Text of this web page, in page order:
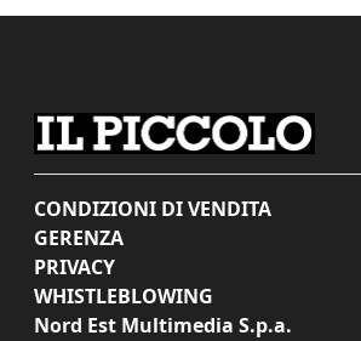
CONDIZIONI DI VENDITA
GERENZA
PRIVACY
WHISTLEBLOWING
Nord Est Multimedia S.p.a.